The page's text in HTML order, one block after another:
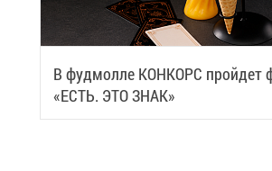
В фуд­мол­ле КОН­КОРС прой­дет
«ЕСТЬ. ЭТО ЗНАК»